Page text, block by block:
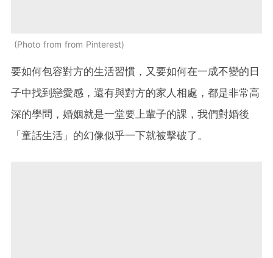
Photo from from Pinterest
要如何包容對方的生活習慣，又要如何在一成不變的日
子中找到戀愛感，還有與對方的家人相處，都是非常高
深的學問，婚姻就是一堂要上輩子的課，我們對婚後
「童話生活」的幻像似乎一下就被擊破了。